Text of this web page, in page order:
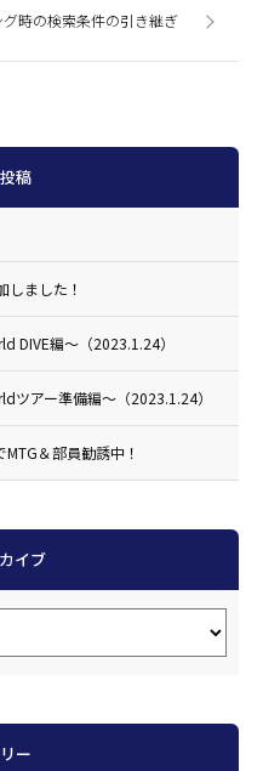
時の検索条件の引き継ぎ
稿
しました！
DIVE編〜（2023.1.24）
ツアー準備編〜（2023.1.24）
＆部員勧誘中！
イブ
ー